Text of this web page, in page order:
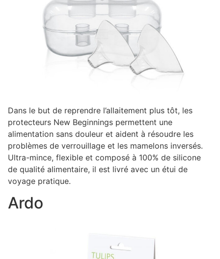
Dans le but de reprendre l’allaitement plus tôt, les
protecteurs New Beginnings permettent une
alimentation sans douleur et aident à résoudre les
problèmes de verrouillage et les mamelons inversés.
Ultra-mince, flexible et composé à 100% de silicone
de qualité alimentaire, il est livré avec un étui de
voyage pratique.
Ardo